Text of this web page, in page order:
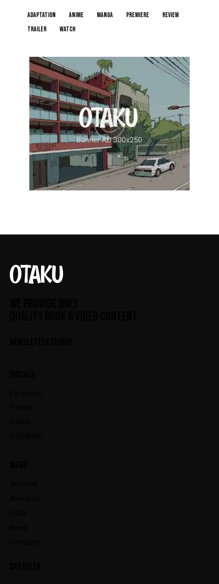
Adaptation Anime Manga Premiere
Review
Trailer
Watch